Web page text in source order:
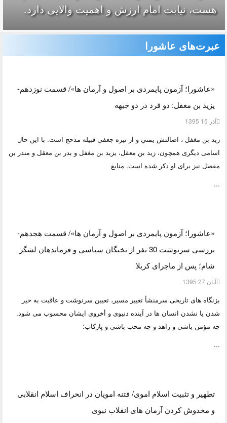
هست، نیابت امام ارزش و اهمیت والایی دارد.
عبرت‌های عاشورا
«عاشورا؛ آزمون پایمردی بر اصول و آرمان ها»/ قسمت نوزدهم-
یزید بن مغفل: دو فرد در دو جبهه
آذر 15 1395
زيد بن مغفل ، اصالتش يمني و از تيره‏ جعفي قبيله مذحج است. با این حال
اسامی دیگری همچون، زید بن معقل، یزید بن مغفل و بدر بن معقل و منذر بن
مفضل نیز برای او ذکر شده است. منابع
...
«عاشورا؛ آزمون پایمردی بر اصول و آرمان ها»/ قسمت هجدهم-
بررسی سرنوشت 30 نفر از نخبگان سیاسی و فرماندهان لشگر
شام؛ پس از ماجرای کربلا
آبان 27 1395
بزنگاه های تاریخی سرمنشأ تغییر مسیر، تعیین سرنوشت و عاقبت به خیر
شدن یا نشدن انسان ها در آینده دنیوی و أخروی ایشان محسوب می شود.
چه مؤمن باشی و زاهد و چه محب باشی و پارکاب؛
...
تطهیر و تثبیت اسلام اموی/ فتنه امویان در انحراف اسلام انقلابی
و مخدوش کردن آرمان های انقلاب نبوی